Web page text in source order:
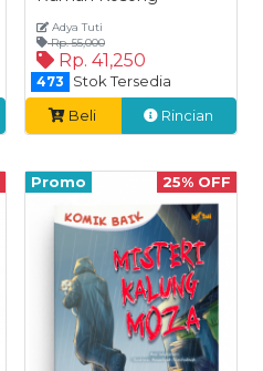
Adya Tuti
Rp. 55,000
Rp. 41,250
473
Stok Tersedia
Beli
Rincian
Promo 25% OFF